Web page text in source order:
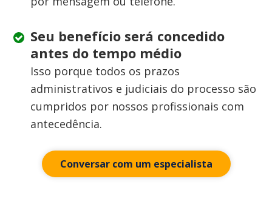
Seu benefício será concedido
antes do tempo médio
Isso porque todos os prazos
administrativos e judiciais do processo são
cumpridos por nossos profissionais com
antecedência.
Conversar com um especialista